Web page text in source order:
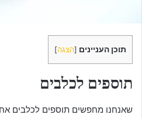
תוכן העניינים [הצגה]
תוספים לכלבים
שאנחנו מחפשים תוספים לכלבים